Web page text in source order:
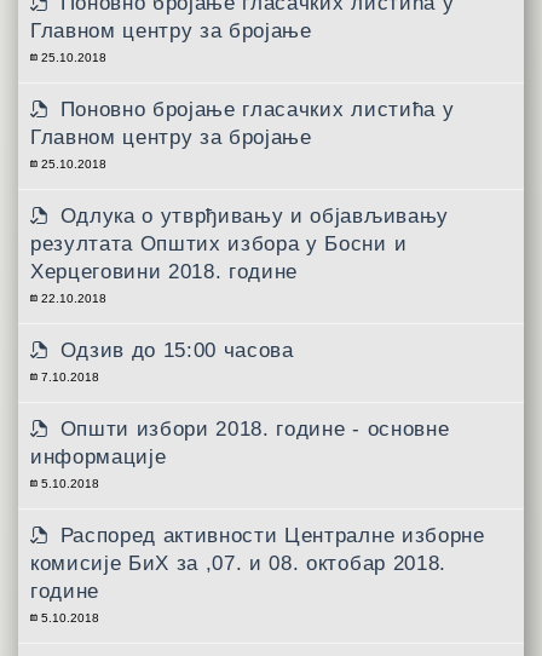
Главном центру за бројање
25.10.2018
Поновно бројање гласачких листића у
Главном центру за бројање
25.10.2018
Одлука о утврђивању и објављивању
резултата Општих избора у Босни и
Херцеговини 2018. године
22.10.2018
Одзив до 15:00 часова
7.10.2018
Општи избори 2018. године - основне
информације
5.10.2018
Распоред активности Централне изборне
комисије БиХ за ,07. и 08. октобар 2018.
године
5.10.2018